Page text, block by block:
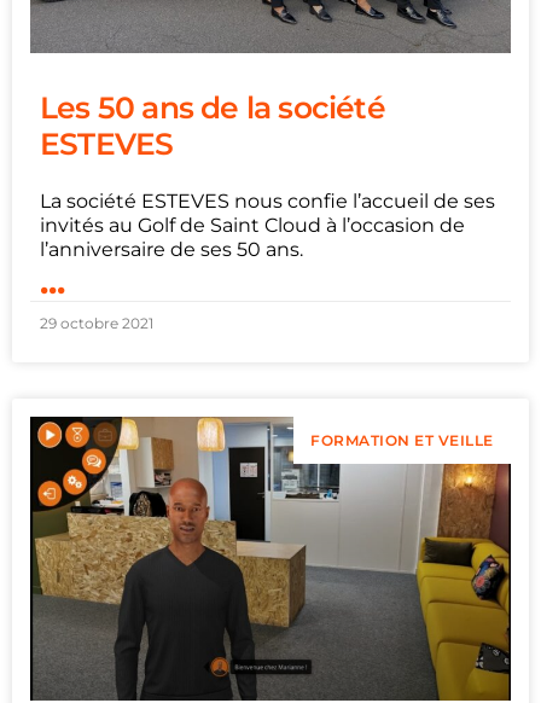
Les 50 ans de la société
ESTEVES
La société ESTEVES nous confie l’accueil de ses
invités au Golf de Saint Cloud à l’occasion de
l’anniversaire de ses 50 ans.
...
29 octobre 2021
FORMATION ET VEILLE